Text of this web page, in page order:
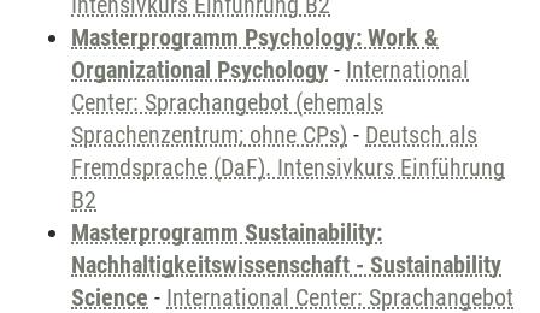
Masterprogramm Psychology: Work &
Organizational Psychology - International
Center: Sprachangebot (ehemals
Sprachenzentrum; ohne CPs) - Deutsch als
Fremdsprache (DaF). Intensivkurs Einführung
B2
Masterprogramm Sustainability:
Nachhaltigkeitswissenschaft - Sustainability
Science - International Center: Sprachangebot